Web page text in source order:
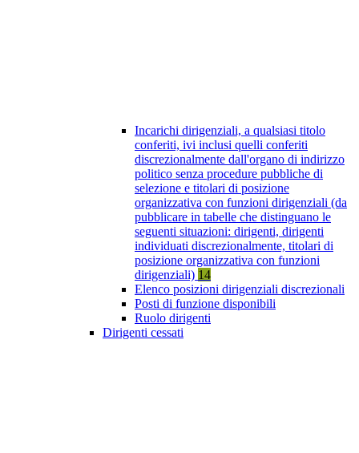
Incarichi dirigenziali, a qualsiasi titolo
conferiti, ivi inclusi quelli conferiti
discrezionalmente dall'organo di indirizzo
politico senza procedure pubbliche di
selezione e titolari di posizione
organizzativa con funzioni dirigenziali (da
pubblicare in tabelle che distinguano le
seguenti situazioni: dirigenti, dirigenti
individuati discrezionalmente, titolari di
posizione organizzativa con funzioni
dirigenziali) 14
Elenco posizioni dirigenziali discrezionali
Posti di funzione disponibili
Ruolo dirigenti
Dirigenti cessati